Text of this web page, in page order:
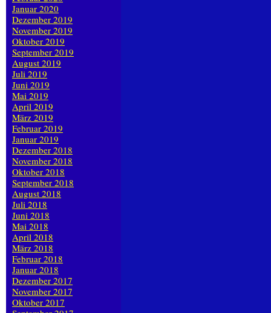
Januar 2020
Dezember 2019
November 2019
Oktober 2019
September 2019
August 2019
Juli 2019
Juni 2019
Mai 2019
April 2019
März 2019
Februar 2019
Januar 2019
Dezember 2018
November 2018
Oktober 2018
September 2018
August 2018
Juli 2018
Juni 2018
Mai 2018
April 2018
März 2018
Februar 2018
Januar 2018
Dezember 2017
November 2017
Oktober 2017